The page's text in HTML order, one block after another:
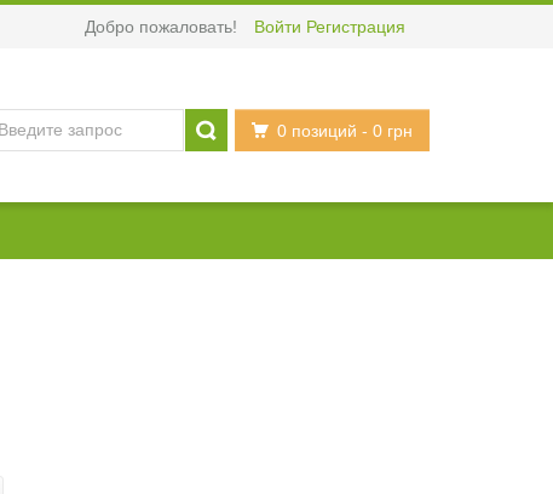
Добро пожаловать! Войти Регистрация
0 позиций - 0 грн